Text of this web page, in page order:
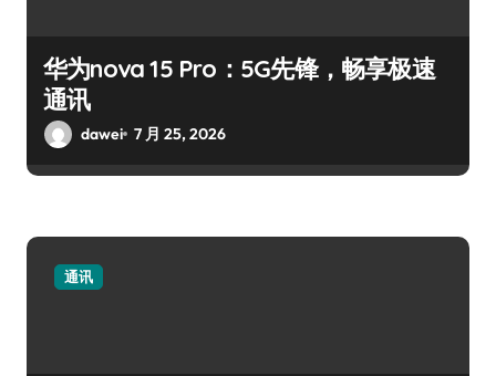
华为nova 15 Pro：5G先锋，畅享极速
通讯
dawei 7 月 25, 2026
通讯